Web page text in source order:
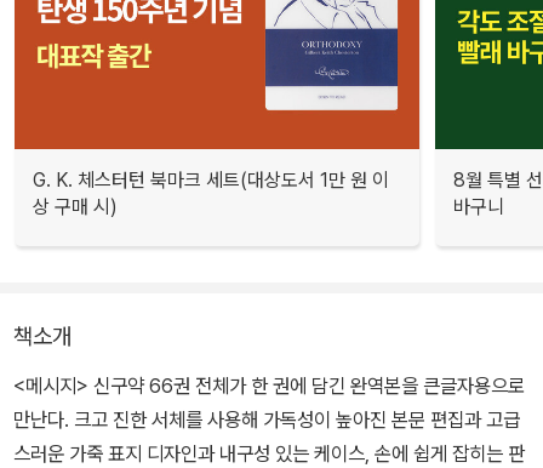
G. K. 체스터턴 북마크 세트(대상도서 1만 원 이
상 구매 시)
8월 특별
바구니
책소개
<메시지> 신구약 66권 전체가 한 권에 담긴 완역본을 큰글자용으로
만난다. 크고 진한 서체를 사용해 가독성이 높아진 본문 편집과 고급
스러운 가죽 표지 디자인과 내구성 있는 케이스, 손에 쉽게 잡히는 판